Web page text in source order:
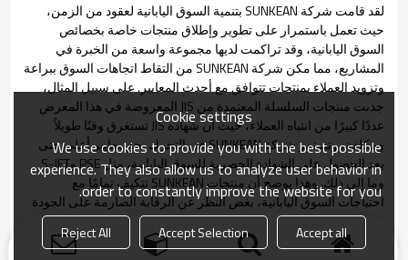
لقد قامت شركة SUNKEAN بتنمية السوق اليابانية لعقود من الزمن،
حيث تعمل باستمرار على تطوير وإطلاق منتجات خاصة بخصائص
السوق اليابانية، وقد تراكمت لديها مجموعة واسعة من الخبرة في
المشاريع، مما مكن شركة SUNKEAN من التقاط اتجاهات السوق ببراعة
وتزويد العملاء بمنتجات تتوافق مع أحدث المعايير. على سبيل المثال،
جذبت منتجات السلسلة المعتمدة من JIS المعروضة في هذا المعرض
عددًا كبيرًا من انتباه العملاء، حيث أن شهادة JIS تستغرق وقتًا طويلاً
ومكلفة، وتستمر شركة SUNKEAN في التحرك نحو معايير أعلى حتى
بعد الحصول على الشهادة الحصرية للسوق اليابانية، مثل PSE وS-JET
وما إلى ذلك. وهذا يوضح أن منتجات SUNKEAN تتكيف تمامًا مع
احتياجات السوق اليابانية، بغض النظر عن الرقابة الصارمة على الجودة
والمعايير.
Cookie settings
We use cookies to provide you with the best possible
experience. They also allow us to analyze user behavior in
order to constantly improve the website for you.
Accept all
Accept Selection
Reject All